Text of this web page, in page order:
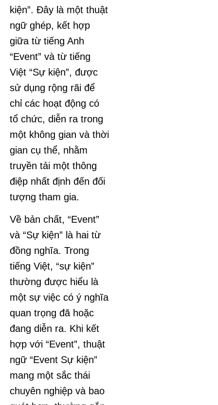
kiện”. Đây là một thuật
ngữ ghép, kết hợp
giữa từ tiếng Anh
“Event” và từ tiếng
Việt “Sự kiện”, được
sử dụng rộng rãi để
chỉ các hoạt động có
tổ chức, diễn ra trong
một không gian và thời
gian cụ thể, nhằm
truyền tải một thông
điệp nhất định đến đối
tượng tham gia.
Về bản chất, “Event”
và “Sự kiện” là hai từ
đồng nghĩa. Trong
tiếng Việt, “sự kiện”
thường được hiểu là
một sự việc có ý nghĩa
quan trọng đã hoặc
đang diễn ra. Khi kết
hợp với “Event”, thuật
ngữ “Event Sự kiện”
mang một sắc thái
chuyên nghiệp và bao